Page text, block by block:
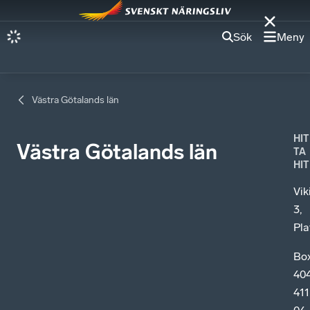
Sök Meny
Västra Götalands län
Västra Götalands län
HIT
TA
HIT
3,
411